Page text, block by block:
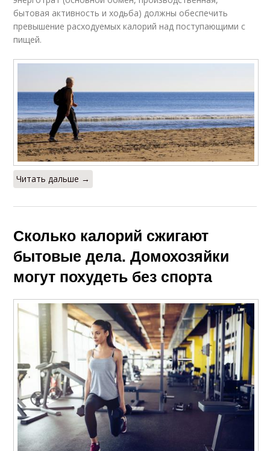
бытовая активность и ходьба) должны обеспечить
превышение расходуемых калорий над поступающими с
пищей.
Читать дальше →
Сколько калорий сжигают
бытовые дела. Домохозяйки
могут похудеть без спорта